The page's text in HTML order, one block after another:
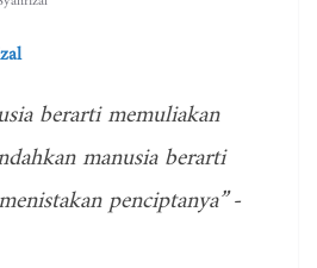
berarti memuliakan
manusia berarti
penciptanya”-